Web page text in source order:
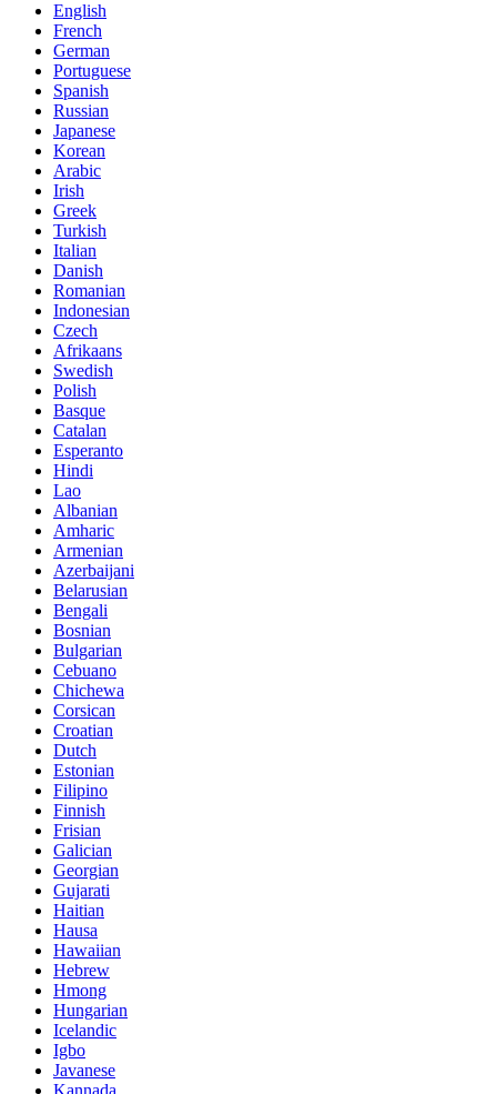
English
French
German
Portuguese
Spanish
Russian
Japanese
Korean
Arabic
Irish
Greek
Turkish
Italian
Danish
Romanian
Indonesian
Czech
Afrikaans
Swedish
Polish
Basque
Catalan
Esperanto
Hindi
Lao
Albanian
Amharic
Armenian
Azerbaijani
Belarusian
Bengali
Bosnian
Bulgarian
Cebuano
Chichewa
Corsican
Croatian
Dutch
Estonian
Filipino
Finnish
Frisian
Galician
Georgian
Gujarati
Haitian
Hausa
Hawaiian
Hebrew
Hmong
Hungarian
Icelandic
Igbo
Javanese